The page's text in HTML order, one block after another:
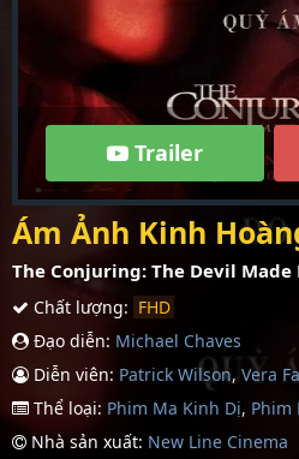
Trailer
Ám Ảnh Kinh
The Conjuring: The Devil Made
Chất lượng: FHD
Đạo diễn: Michael Chaves
Diễn viên: Patrick Wilson, Vera
Thể loại: Phim Ma Kinh Dị, Phim
Nhà sản xuất: New Line Cinema